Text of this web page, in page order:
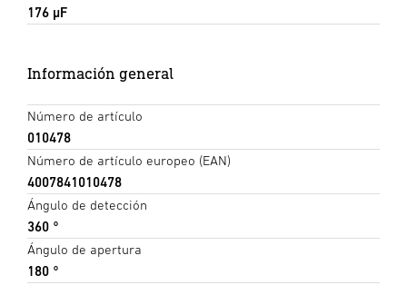
176 µF
Información general
Número de artículo
010478
Número de artículo europeo (EAN)
4007841010478
Ángulo de detección
360 °
Ángulo de apertura
180 °